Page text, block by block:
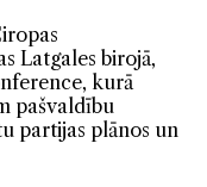
Latgales birojā,
kurā
pašvaldību
partijas plānos un